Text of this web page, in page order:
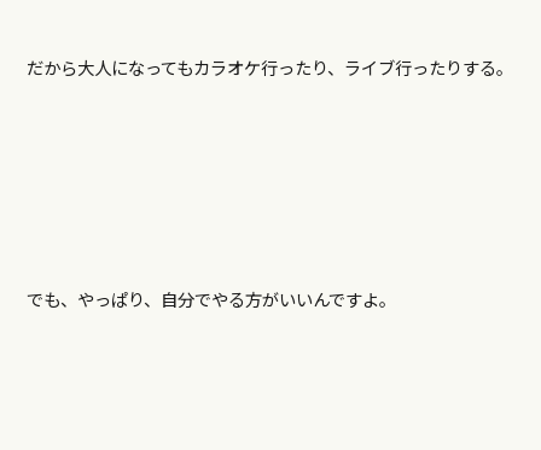
だから大人になってもカラオケ行ったり、ライブ行ったりする。
でも、やっぱり、自分でやる方がいいんですよ。